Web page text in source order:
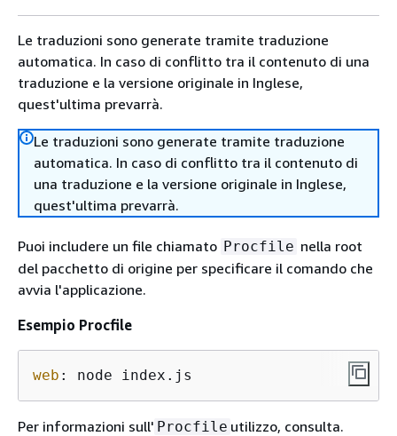
Le traduzioni sono generate tramite traduzione
automatica. In caso di conflitto tra il contenuto di una
traduzione e la versione originale in Inglese,
quest'ultima prevarrà.
Le traduzioni sono generate tramite traduzione
automatica. In caso di conflitto tra il contenuto di
una traduzione e la versione originale in Inglese,
quest'ultima prevarrà.
Puoi includere un file chiamato Procfile nella root
del pacchetto di origine per specificare il comando che
avvia l'applicazione.
Esempio Procfile
web : node index.js
Per informazioni sull' Procfile utilizzo, consulta.